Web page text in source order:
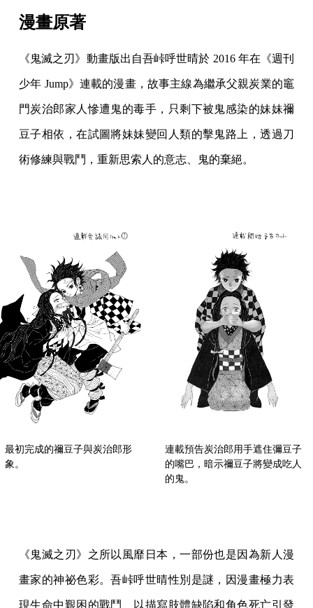
漫畫原著
《鬼滅之刃》動畫版出自吾峠呼世晴於 2016 年在《週刊
少年 Jump》連載的漫畫，故事主線為繼承父親炭業的竈
門炭治郎家人慘遭鬼的毒手，只剩下被鬼感染的妹妹禰
豆子相依，在試圖將妹妹變回人類的擊鬼路上，透過刀
術修練與戰鬥，重新思索人的意志、鬼的棄絕。
最初完成的禰豆子與炭治郎形
象。
連載預告炭治郎用手遮住彌豆子
的嘴巴，暗示禰豆子將變成吃人
的鬼。
《鬼滅之刃》之所以風靡日本，一部份也是因為新人漫
畫家的神祕色彩。吾峠呼世晴性別是謎，因漫畫極力表
現生命中艱困的戰鬥、以描寫肢體缺陷和角色死亡引發